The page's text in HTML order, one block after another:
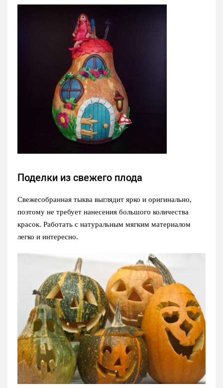
Поделки из свежего плода
Свежесобранная тыква выглядит ярко и оригинально,
поэтому не требует нанесения большого количества
красок. Работать с натуральным мягким материалом
легко и интересно.